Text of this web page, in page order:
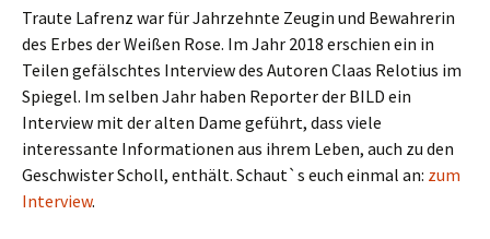
Traute Lafrenz war für Jahrzehnte Zeugin und Bewahrerin
des Erbes der Weißen Rose. Im Jahr 2018 erschien ein in
Teilen gefälschtes Interview des Autoren Claas Relotius im
Spiegel. Im selben Jahr haben Reporter der BILD ein
Interview mit der alten Dame geführt, dass viele
interessante Informationen aus ihrem Leben, auch zu den
Geschwister Scholl, enthält. Schaut`s euch einmal an: zum
Interview.